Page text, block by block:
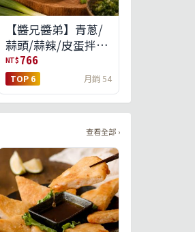
【醬兄醬弟】青蔥/
蒜頭/蒜辣/皮蛋拌醬
4件任選(免運組)
NT$ 766
TOP 6 月銷 54
查看全部 ›